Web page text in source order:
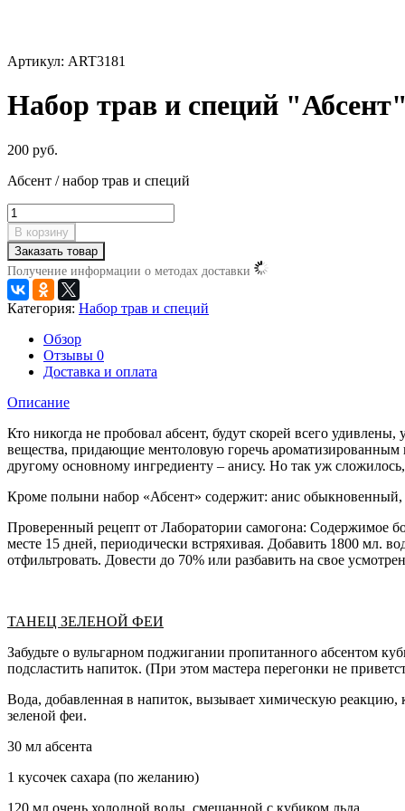
Артикул: ART3181
Набор трав и специй "Абсент"
200 руб.
Абсент / набор трав и специй
В корзину
Заказать товар
Получение информации о методах доставки
Категория: Набор трав и специй
Обзор
Отзывы 0
Доставка и оплата
Описание
Кто никогда не пробовал абсент, будут скорей всего
вещества, придающие ментоловую горечь ароматизированным
другому основному ингредиенту – анису. Но так уж
Кроме полыни набор «Абсент» содержит: анис обыкновенный,
Проверенный рецепт от Лаборатории самогона: Содержимое
месте 15 дней, периодически встряхивая. Добавить 1800 мл.
отфильтровать. Довести до 70% или разбавить на свое
ТАНЕЦ ЗЕЛЕНОЙ ФЕИ
Забудьте о вульгарном поджигании пропитанного абсентом
подсластить напиток. (При этом мастера перегонки не
Вода, добавленная в напиток, вызывает химическую реакцию,
зеленой феи.
30 мл абсента
1 кусочек сахара (по желанию)
120 мл очень холодной воды, смешанной с кубиком льда